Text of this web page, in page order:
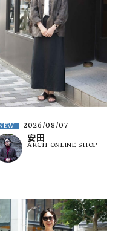
2026/08/07
安田
ARCH ONLINE SHOP